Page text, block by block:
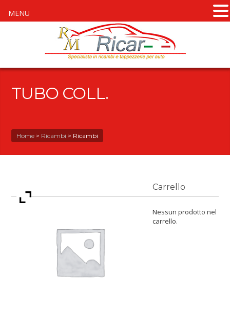
TUBO COLL.
Home > Ricambi > Ricambi
Carrello
Nessun prodotto nel
carrello.
MENU